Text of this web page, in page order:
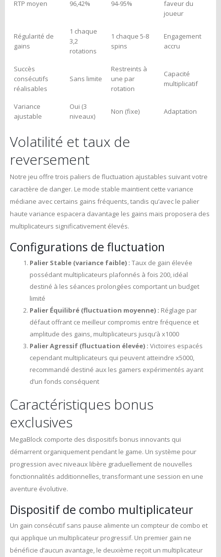
RTP moyen 96,42% 94-95%
faveur du
joueur
Régularité de
gains
1 chaque
3,2
rotations
1 chaque 5-8
spins
Engagement
accru
Succès
consécutifs
réalisables
Sans limite
Restreints à
une par
rotation
Capacité
multiplicatif
Variance
ajustable
Oui (3
niveaux)
Non (fixe) Adaptation
Volatilité et taux de
reversement
Notre jeu offre trois paliers de fluctuation ajustables suivant votre
caractère de danger. Le mode stable maintient cette variance
médiane avec certains gains fréquents, tandis qu’avec le palier
haute variance espacera davantage les gains mais proposera des
multiplicateurs significativement élevés.
Configurations de fluctuation
Palier Stable (variance faible) : Taux de gain élevée
possédant multiplicateurs plafonnés à fois 200, idéal
destiné à les séances prolongées comportant un budget
limité
Palier Équilibré (fluctuation moyenne) : Réglage par
défaut offrant ce meilleur compromis entre fréquence et
amplitude des gains, multiplicateurs jusqu’à x1000
Palier Agressif (fluctuation élevée) : Victoires espacés
cependant multiplicateurs qui peuvent atteindre x5000,
recommandé destiné aux les gamers expérimentés ayant
d’un fonds conséquent
Caractéristiques bonus
exclusives
MegaBlock comporte des dispositifs bonus innovants qui
démarrent organiquement pendant le game. Un système pour
progression avec niveaux libère graduellement de nouvelles
fonctionnalités additionnelles, transformant une session en une
aventure évolutive.
Dispositif de combo multiplicateur
Un gain consécutif sans pause alimente un compteur de combo et
qui applique un multiplicateur progressif. Un premier gain ne
bénéficie d’aucun avantage, le deuxième reçoit un multiplicateur